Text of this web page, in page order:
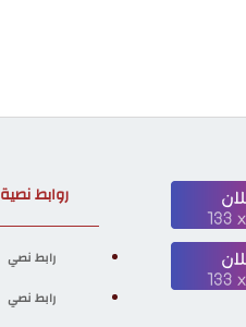
روابط نصية
رابط نصي
رابط نصي